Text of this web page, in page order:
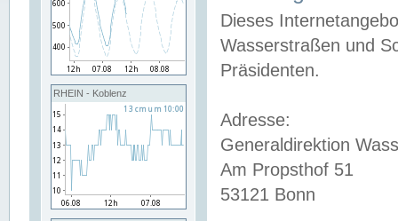
RHEIN - Koblenz
Dieses
Wasserstraßen und
Präsidenten.
Adresse:
Generaldirektion
Am Propsthof 51
53121 Bonn